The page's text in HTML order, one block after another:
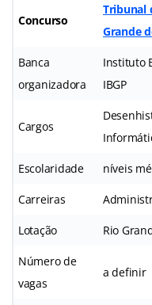
Concurso
Tribunal
Grande
Banca
organizadora
Instituto
IBGP
Cargos
Escolaridade níveis
Carreiras
Lotação Rio
Número de
vagas
a definir